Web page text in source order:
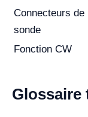
Connecteurs de
sonde
Fonction CW
Glossaire